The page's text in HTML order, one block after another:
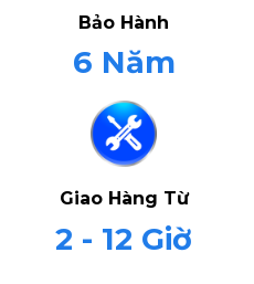
Bảo Hành
6 Năm
Giao Hàng Từ
2 - 12 Giờ